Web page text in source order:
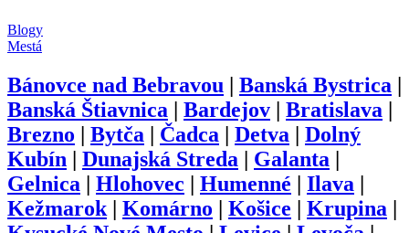
Blogy
Mestá
Bánovce nad Bebravou | Banská Bystrica |
Banská Štiavnica | Bardejov | Bratislava |
Brezno | Bytča | Čadca | Detva | Dolný
Kubín | Dunajská Streda | Galanta |
Gelnica | Hlohovec | Humenné | Ilava |
Kežmarok | Komárno | Košice | Krupina |